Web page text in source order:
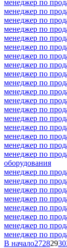
менеджер по
менеджер по
менеджер по
менеджер по
менеджер по
менеджер по
менеджер по
менеджер по
менеджер по
менеджер по
менеджер по
менеджер по
менеджер по
менеджер по
менеджер по
менеджер по
менеджер по
менеджер по
оборудования
менеджер по
менеджер по
менеджер по
менеджер по
менеджер по
менеджер по
менеджер по
менеджер по
В начало27282930